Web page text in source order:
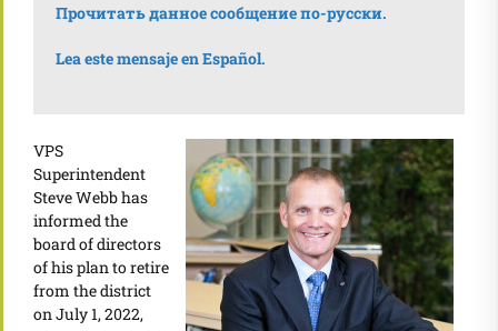
Прочитать данное сообщение по-русски.
Lea este mensaje en Español.
VPS
Superintendent
Steve Webb has
informed the
board of directors
of his plan to retire
from the district
on July 1, 2022,